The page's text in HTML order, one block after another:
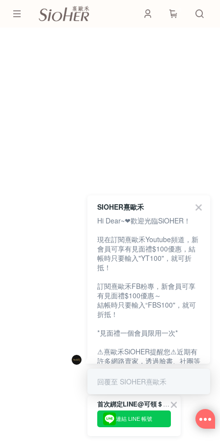
首次綁定LINE@可領＄100折扣優惠
連結 LINE 帳號
SIOHER熹歐禾
Hi Dear~❤歡迎光臨SiOHER！
現在訂閱熹歐禾Youtube頻道，新
會員可享有見面禮$100優惠，結
帳時只要輸入"YT100"，就可折
抵！
訂閱熹歐禾FB粉專，新會員可享
有見面禮$100優惠～
結帳時只要輸入“FBS100"，就可
折抵！
*見面禮一個會員限用一次*
⚠熹歐禾SiOHER提醒您⚠近期有
許多網路賣家，透過臉書、社團等
SiOHER』品牌授權、或有內部管
消費者上當及受害。
如有疑慮請至官網先訂單查尋如
〝TM / TS / TG〞開頭,都是我們
回覆至 SIOHER熹歐禾